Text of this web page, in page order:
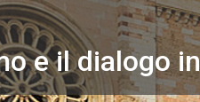
e il dialogo